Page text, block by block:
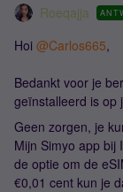
Roeqajja
Hoi @Carlos665,
Bedankt voor je
geïnstalleerd is op
Geen zorgen, je
Mijn Simyo app bij
de optie om de
€0,01 cent kun je